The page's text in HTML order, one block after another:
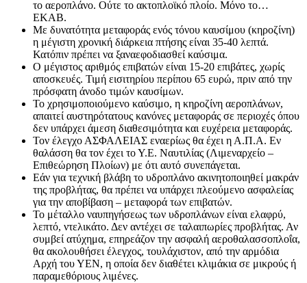
το αεροπλάνο. Ούτε το ακτοπλοϊκό πλοίο. Μόνο το…
ΕΚΑΒ.
Με δυνατότητα μεταφοράς ενός τόνου καυσίμου (κηροζίνη)
η μέγιστη χρονική διάρκεια πτήσης είναι 35-40 λεπτά.
Κατόπιν πρέπει να ξαναεφοδιασθεί καύσιμα.
Ο μέγιστος αριθμός επιβατών είναι 15-20 επιβάτες, χωρίς
αποσκευές. Τιμή εισιτηρίου περίπου 65 ευρώ, πριν από την
πρόσφατη άνοδο τιμών καυσίμων.
Το χρησιμοποιούμενο καύσιμο, η κηροζίνη αεροπλάνων,
απαιτεί αυστηρότατους κανόνες μεταφοράς σε περιοχές όπου
δεν υπάρχει άμεση διαθεσιμότητα και ευχέρεια μεταφοράς.
Τον έλεγχο ΑΣΦΑΛΕΙΑΣ εναερίως θα έχει η Α.Π.Α. Εν
θαλάσση θα τον έχει το Υ.Ε. Ναυτιλίας (Λιμεναρχείο –
Επιθεώρηση Πλοίων) με ότι αυτό συνεπάγεται.
Εάν για τεχνική βλάβη το υδροπλάνο ακινητοποιηθεί μακράν
της προβλήτας, θα πρέπει να υπάρχει πλεούμενο ασφαλείας
για την αποβίβαση – μεταφορά των επιβατών.
Το μέταλλο ναυπηγήσεως των υδροπλάνων είναι ελαφρύ,
λεπτό, ντελικάτο. Δεν αντέχει σε ταλαιπωρίες προβλήτας. Αν
συμβεί ατύχημα, επηρεάζον την ασφαλή αεροθαλασσοπλοΐα,
θα ακολουθήσει έλεγχος, τουλάχιστον, από την αρμόδια
Αρχή του ΥΕΝ, η οποία δεν διαθέτει κλιμάκια σε μικρούς ή
παραμεθόριους λιμένες.